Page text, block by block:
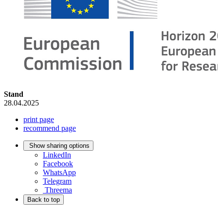
Stand
28.04.2025
print page
recommend page
Show sharing options
LinkedIn
Facebook
WhatsApp
Telegram
Threema
Back to top